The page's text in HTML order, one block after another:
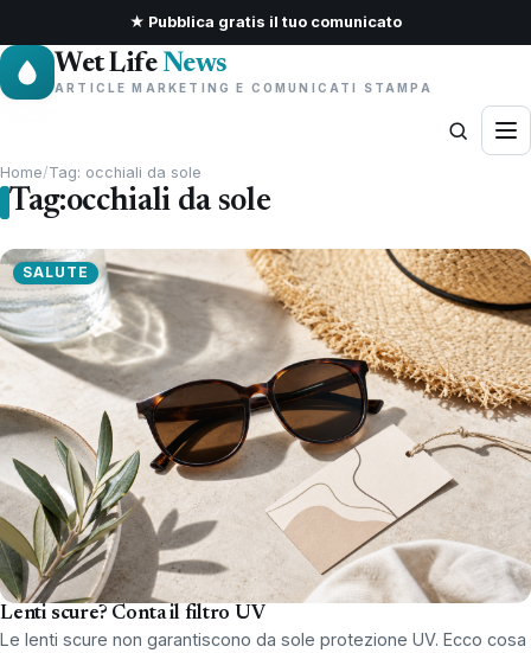
★ Pubblica gratis il tuo comunicato
Wet Life News
ARTICLE MARKETING E COMUNICATI STAMPA
Home/Tag: occhiali da sole
Tag:occhiali da sole
SALUTE
Lenti scure? Conta il filtro UV
Le lenti scure non garantiscono da sole protezione UV. Ecco cosa